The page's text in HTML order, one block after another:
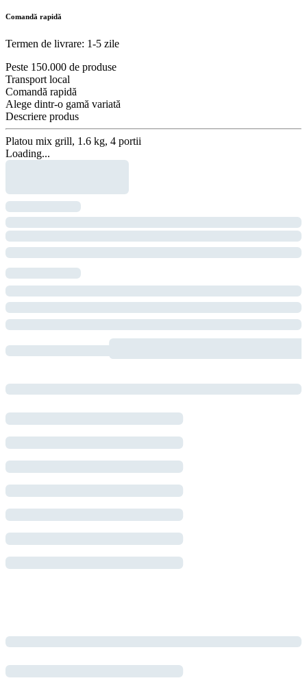
Comandă rapidă
Termen de livrare: 1-5 zile
Peste 150.000 de produse
Transport local
Comandă rapidă
Alege dintr-o gamă variată
Descriere produs
Platou mix grill, 1.6 kg, 4 portii
Loading...